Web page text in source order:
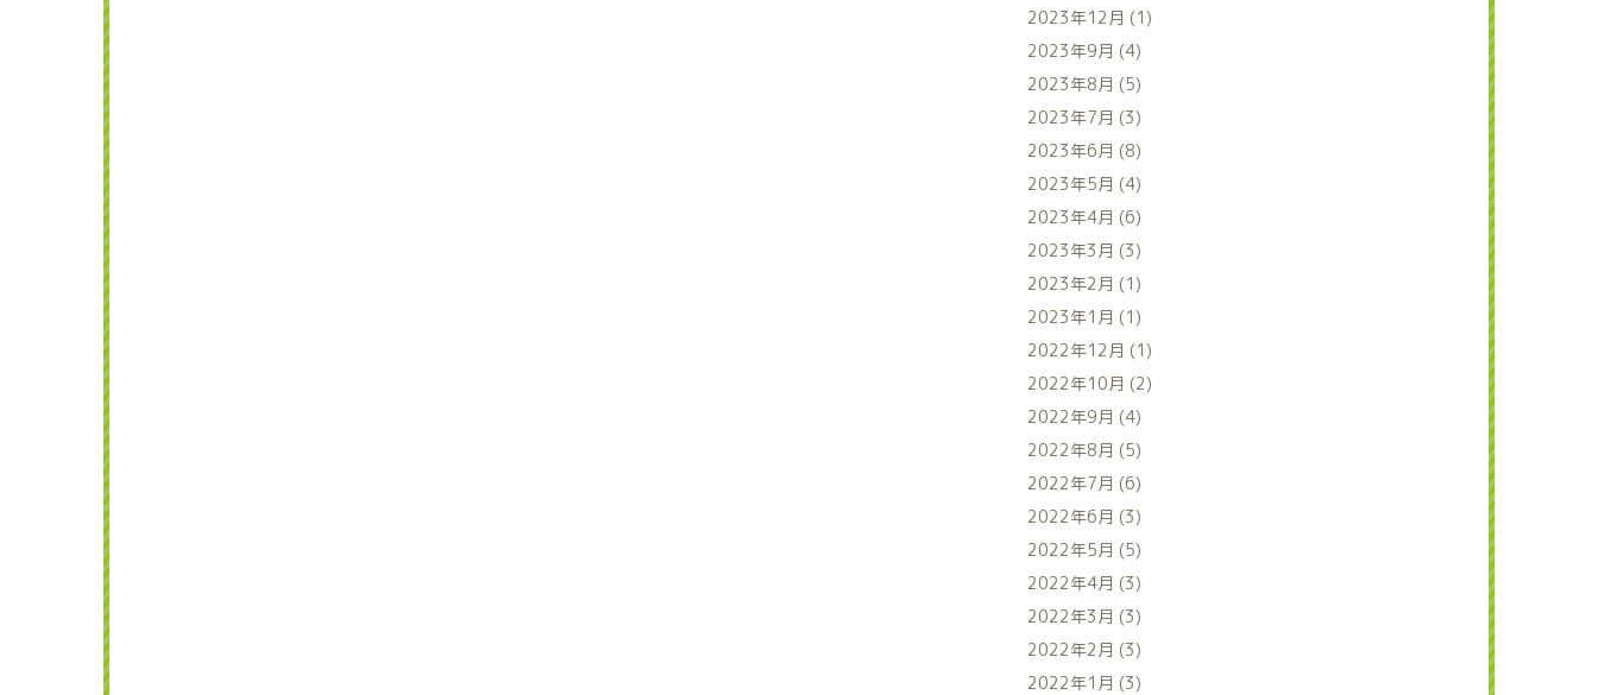
2023年12月 (1)
2023年9月 (4)
2023年8月 (5)
2023年7月 (3)
2023年6月 (8)
2023年5月 (4)
2023年4月 (6)
2023年3月 (3)
2023年2月 (1)
2023年1月 (1)
2022年12月 (1)
2022年10月 (2)
2022年9月 (4)
2022年8月 (5)
2022年7月 (6)
2022年6月 (3)
2022年5月 (5)
2022年4月 (3)
2022年3月 (3)
2022年2月 (3)
2022年1月 (3)